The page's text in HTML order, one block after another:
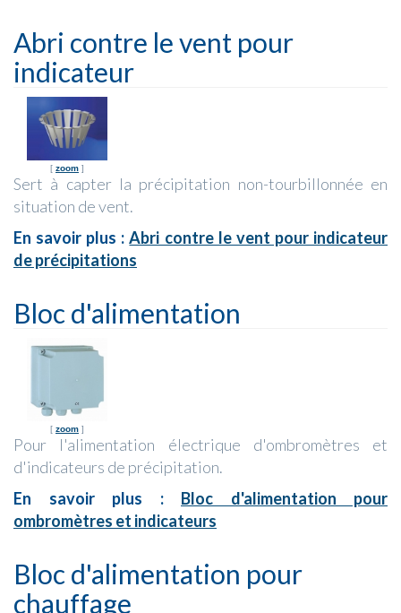
Abri contre le vent pour
indicateur
[ zoom ]
Sert à capter la précipitation non-tourbillonnée en
situation de vent.
En savoir plus :Abri contre le vent pour indicateur
de précipitations
Bloc d'alimentation
[ zoom ]
Pour l'alimentation électrique d'ombromètres et
d'indicateurs de précipitation.
En savoir plus : Bloc d'alimentation pour
ombromètres et indicateurs
Bloc d'alimentation pour
chauffage